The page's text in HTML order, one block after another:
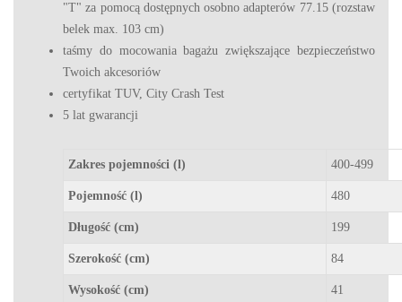
"T" za pomocą dostępnych osobno adapterów 77.15 (rozstaw
belek max. 103 cm)
taśmy do mocowania bagażu zwiększające bezpieczeństwo
Twoich akcesoriów
certyfikat TUV, City Crash Test
5 lat gwarancji
Zakres pojemności (l) 400-499
Pojemność (l) 480
Długość (cm) 199
Szerokość (cm) 84
Wysokość (cm) 41